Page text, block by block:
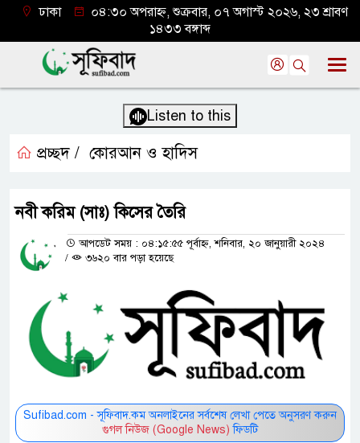
ঢাকা
০৪:৩০ অপরাহ্ন, শুক্রবার, ০৭ অগাস্ট ২০২৬, ২৩ শ্রাবণ
১৪৩৩ বঙ্গাব্দ
Listen to this
প্রচ্ছদ / কোরআন ও হাদিস
নবী করিম (সাঃ) কিসের তৈরি
আপডেট সময় : ০৪:১৫:৫৫ পূর্বাহ্ন, শনিবার, ২০ জানুয়ারী ২০২৪
/
৩৬২০ বার পড়া হয়েছে
Sufibad.com - সূফিবাদ.কম অনলাইনের সর্বশেষ লেখা পেতে অনুসরণ করুন
গুগল নিউজ (Google News) ফিডটি